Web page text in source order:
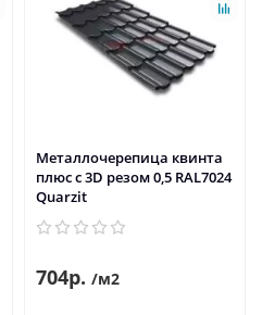
Металлочерепица квинта
плюс c 3D резом 0,5 RAL7024
Quarzit
704р. /м2